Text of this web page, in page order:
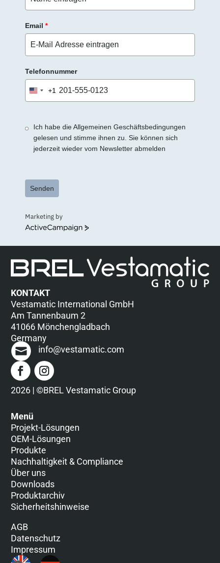
Email *
Telefonnummer
United
States
+1
Ich habe die Allgemeinen Geschäftsbedingungen
gelesen und stimme ihnen zu. Sie können sich
jederzeit wieder vom Newsletter abmelden
Senden
Marketing by
ActiveCampaign
KONTAKT
Vestamatic International GmbH
Am Tannenbaum 2
41066 Mönchengladbach
Germany
info@vestamatic.com
2026 | ©BREL Vestamatic Group
Menü
Projekt-Lösungen
OEM-Lösungen
Produkte
Nachhaltigkeit & Compliance
Über uns
Downloads
Produktarchiv
Sicherheitshinweise
AGB
Datenschutz
Impressum